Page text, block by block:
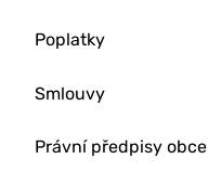
Poplatky
Smlouvy
Právní předpisy obce